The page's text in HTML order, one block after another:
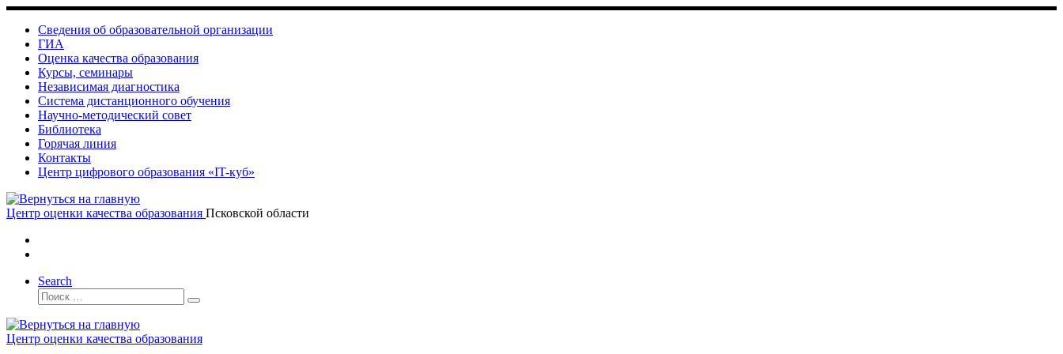
Skip
content
Сведения об образовательной организации
ГИА
Оценка качества образования
Курсы, семинары
Независимая диагностика
Система дистанционного обучения
Научно-методический совет
Библиотека
Горячая линия
Контакты
Центр цифрового образования «IT-куб»
Центр оценки качества образования Псковской области
Search
Поиск
Поиск
Центр оценки качества образования